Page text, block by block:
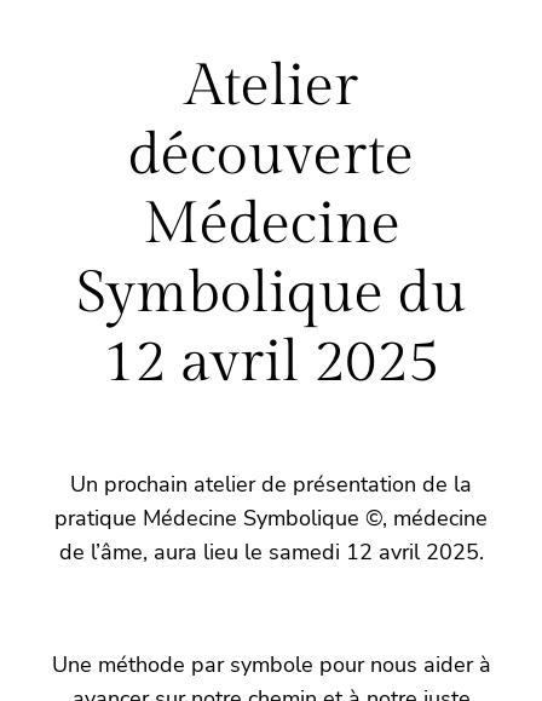
Atelier
découverte
Médecine
Symbolique du
12 avril 2025
Un prochain atelier de présentation de la
pratique Médecine Symbolique ©, médecine
de l’âme, aura lieu le samedi 12 avril 2025.
Une méthode par symbole pour nous aider à